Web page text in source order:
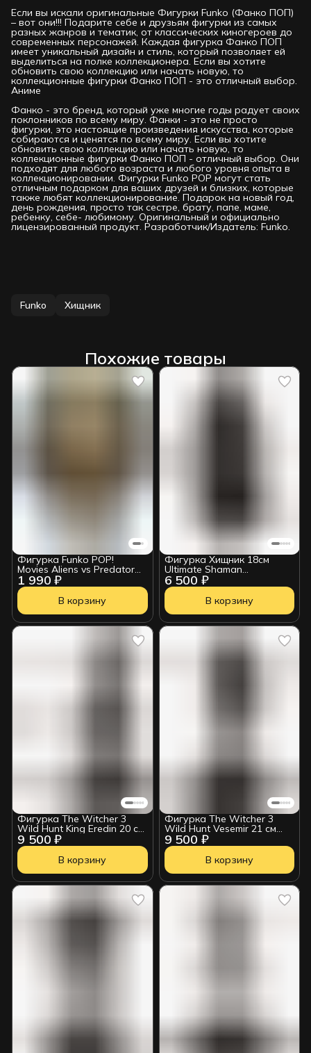
Если вы искали оригинальные Фигурки Funko (Фанко ПОП)
– вот они!!! Подарите себе и друзьям фигурки из самых
разных жанров и тематик, от классических киногероев до
современных персонажей. Каждая фигурка Фанко ПОП
имеет уникальный дизайн и стиль, который позволяет ей
выделиться на полке коллекционера. Если вы хотите
обновить свою коллекцию или начать новую, то
коллекционные фигурки Фанко ПОП - это отличный выбор.
Аниме
Фанко - это бренд, который уже многие годы радует своих
поклонников по всему миру. Фанки - это не просто
фигурки, это настоящие произведения искусства, которые
собираются и ценятся по всему миру. Если вы хотите
обновить свою коллекцию или начать новую, то
коллекционные фигурки Фанко ПОП - отличный выбор. Они
подходят для любого возраста и любого уровня опыта в
коллекционировании. Фигурки Funko РОР могут стать
отличным подарком для ваших друзей и близких, которые
также любят коллекционирование. Подарок на новый год,
день рождения, просто так сестре, брату, папе, маме,
ребенку, себе- любимому. Оригинальный и официально
лицензированный продукт. Разработчик/Издатель: Funko.
Funko Хищник
Похожие товары
1 990 ₽
Фигурка Funko POP!
Movies Aliens vs Predator
Requiem Wolf Predator
(1998) 90242
В корзину
6 500 ₽
Фигурка Хищник 18см
Ultimate Shaman
634482514252
В корзину
9 500 ₽
Фигурка The Witcher 3
Wild Hunt King Eredin 20 см
0761568000276
В корзину
9 500 ₽
Фигурка The Witcher 3
Wild Hunt Vesemir 21 см
0761568009996
В корзину